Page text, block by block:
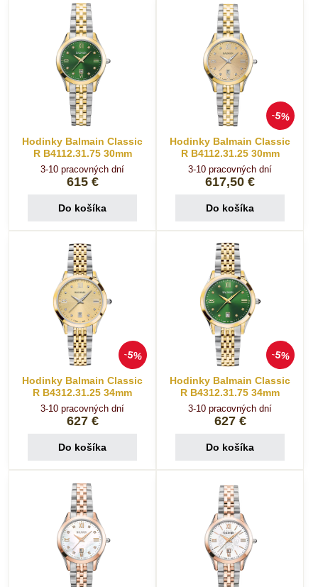
Hodinky Balmain Classic
R B4112.31.75 30mm
3-10 pracovných dní
615 €
Do košíka
5%
Hodinky Balmain Classic
R B4112.31.25 30mm
3-10 pracovných dní
617,50 €
Do košíka
5%
Hodinky Balmain Classic
R B4312.31.25 34mm
3-10 pracovných dní
627 €
Do košíka
5%
Hodinky Balmain Classic
R B4312.31.75 34mm
3-10 pracovných dní
627 €
Do košíka